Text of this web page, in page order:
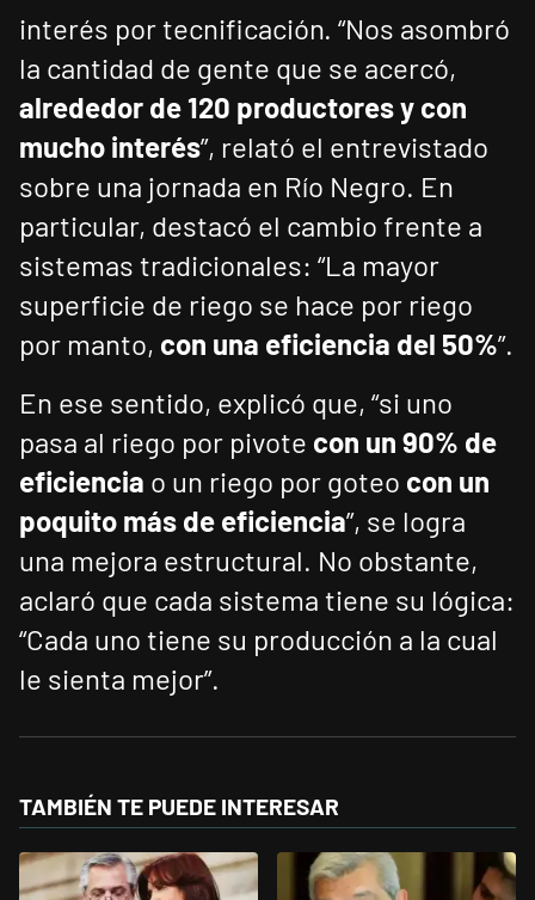
interés por tecnificación. “Nos asombró
la cantidad de gente que se acercó,
alrededor de 120 productores y con
mucho interés”, relató el entrevistado
sobre una jornada en Río Negro. En
particular, destacó el cambio frente a
sistemas tradicionales: “La mayor
superficie de riego se hace por riego
por manto, con una eficiencia del 50%”.
En ese sentido, explicó que, “si uno
pasa al riego por pivote con un 90% de
eficiencia o un riego por goteo con un
poquito más de eficiencia”, se logra
una mejora estructural. No obstante,
aclaró que cada sistema tiene su lógica:
“Cada uno tiene su producción a la cual
le sienta mejor”.
TAMBIÉN TE PUEDE INTERESAR